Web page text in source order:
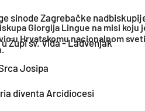
sinode Zagrebačke
Župi sv. Vida - Ladvenjak
Josipa
diventa Arcidiocesi
Giorgija Lingue na misi koju
u Hrvatskomu nacionalnom